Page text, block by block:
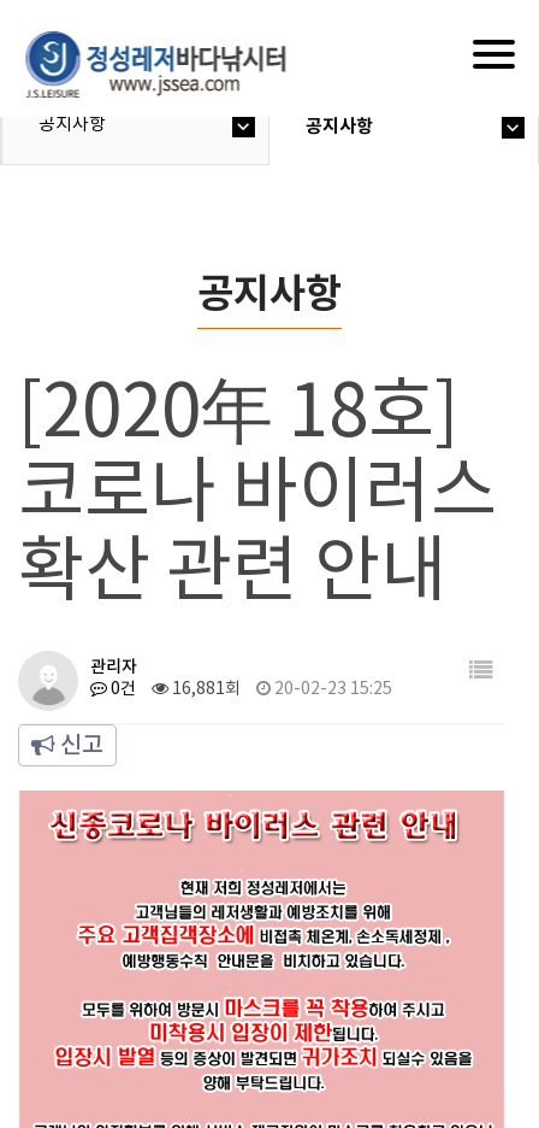
공지사항 공지사항
공지사항
[2020年 18호]
코로나 바이러스
확산 관련 안내
관리자
0건 16,881회 20-02-23 15:25
신고